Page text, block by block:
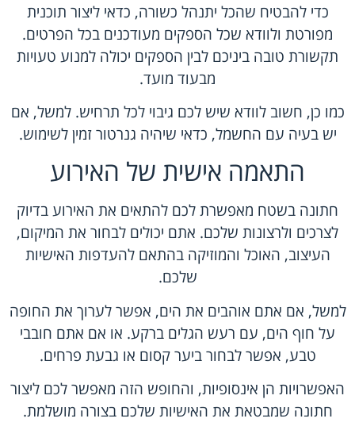
כדי להבטיח שהכל יתנהל כשורה, כדאי ליצור תוכנית
מפורטת ולוודא שכל הספקים מעודכנים בכל הפרטים.
תקשורת טובה ביניכם לבין הספקים יכולה למנוע טעויות
מבעוד מועד.
כמו כן, חשוב לוודא שיש לכם גיבוי לכל תרחיש. למשל, אם
יש בעיה עם החשמל, כדאי שיהיה גנרטור זמין לשימוש.
התאמה אישית של האירוע
חתונה בשטח מאפשרת לכם להתאים את האירוע בדיוק
לצרכים ולרצונות שלכם. אתם יכולים לבחור את המיקום,
העיצוב, האוכל והמוזיקה בהתאם להעדפות האישיות
שלכם.
למשל, אם אתם אוהבים את הים, אפשר לערוך את החופה
על חוף הים, עם רעש הגלים ברקע. או אם אתם חובבי
טבע, אפשר לבחור ביער קסום או גבעת פרחים.
האפשרויות הן אינסופיות, והחופש הזה מאפשר לכם ליצור
חתונה שמבטאת את האישיות שלכם בצורה מושלמת.